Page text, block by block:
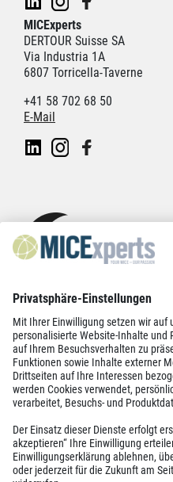
MICExperts
DERTOUR Suisse SA
Via Industria 1A
6807 Torricella-Taverne
+41 58 702 68 50
E-Mail
Protezione dei dati